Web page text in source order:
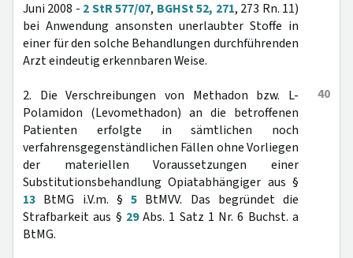
Juni 2008 - 2 StR 577/07, BGHSt 52, 271, 273 Rn. 11)
bei Anwendung ansonsten unerlaubter Stoffe in
einer für den solche Behandlungen durchführenden
Arzt eindeutig erkennbaren Weise.
40
2. Die Verschreibungen von Methadon bzw. L-
Polamidon (Levomethadon) an die betroffenen
Patienten erfolgte in sämtlichen noch
verfahrensgegenständlichen Fällen ohne Vorliegen
der materiellen Voraussetzungen einer
Substitutionsbehandlung Opiatabhängiger aus §
13 BtMG i.V.m. § 5 BtMVV. Das begründet die
Strafbarkeit aus § 29Abs. 1 Satz 1 Nr. 6 Buchst. a
BtMG.